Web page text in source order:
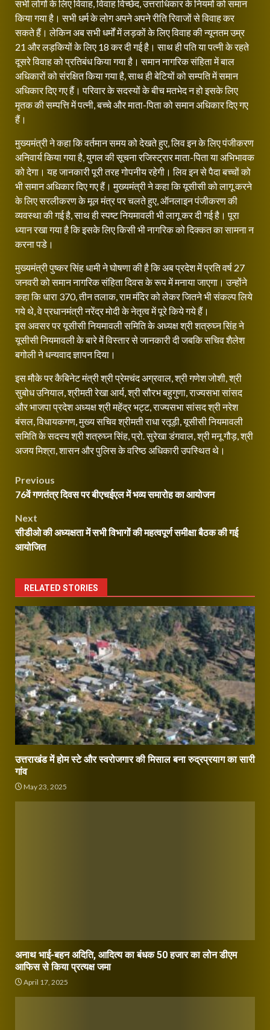
सभी लोगों के लिए विवाह, विवाह विच्छेद, उत्तराधिकार के नियमों को समान
किया गया है। सभी धर्म के लोग अपने अपने रीति रिवाजों से विवाह कर
सकते हैं। लेकिन अब सभी धर्मों में लड़कों के लिए विवाह की न्यूनतम उम्र
21 और लड़कियों के लिए 18 कर दी गई है। साथ ही पति या पत्नी के रहते
दूसरे विवाह को प्रतिबंध किया गया है। समान नागरिक संहिता में बाल
अधिकारों को संरक्षित किया गया है, साथ ही बेटियों को सम्पति में समान
अधिकार दिए गए हैं। परिवार के सदस्यों के बीच मतभेद न हो इसके लिए
मृतक की सम्पत्ति में पत्नी, बच्चे और माता-पिता को समान अधिकार दिए गए
हैं।
मुख्यमंत्री ने कहा कि वर्तमान समय को देखते हुए, लिव इन के लिए पंजीकरण
अनिवार्य किया गया है, युगल की सूचना रजिस्ट्रार माता-पिता या अभिभावक
को देगा। यह जानकारी पूरी तरह गोपनीय रहेगी। लिव इन से पैदा बच्चों को
भी समान अधिकार दिए गए हैं। मुख्यमंत्री ने कहा कि यूसीसी को लागू करने
के लिए सरलीकरण के मूल मंत्र पर चलते हुए, ऑनलाइन पंजीकरण की
व्यवस्था की गई है, साथ ही स्पष्ट नियमावली भी लागू कर दी गई है। पूरा
ध्यान रखा गया है कि इसके लिए किसी भी नागरिक को दिक्कत का सामना न
करना पडे।
मुख्यमंत्री पुष्कर सिंह धामी ने घोषणा की है कि अब प्रदेश में प्रति वर्ष 27
जनवरी को समान नागरिक संहिता दिवस के रूप में मनाया जाएगा। उन्होंने
कहा कि धारा 370, तीन तलाक, राम मंदिर को लेकर जितने भी संकल्प लिये
गये थे, वे प्रधानमंत्री नरेंद्र मोदी के नेतृत्व में पूरे किये गये हैं।
इस अवसर पर यूसीसी नियमावली समिति के अध्यक्ष श्री शत्रुघ्न सिंह ने
यूसीसी नियमावली के बारे में विस्तार से जानकारी दी जबकि सचिव शैलेश
बगोली ने धन्यवाद ज्ञापन दिया।
इस मौके पर कैबिनेट मंत्री श्री प्रेमचंद अग्रवाल, श्री गणेश जोशी, श्री
सुबोध उनियाल, श्रीमती रेखा आर्य, श्री सौरभ बहुगुणा, राज्यसभा सांसद
और भाजपा प्रदेश अध्यक्ष श्री महेंद्र भट्ट, राज्यसभा सांसद श्री नरेश
बंसल, विधायकगण, मुख्य सचिव श्रीमती राधा रतूड़ी, यूसीसी नियमावली
समिति के सदस्य श्री शत्रुघ्न सिंह, प्रो. सुरेखा डंगवाल, श्री मनू गौड़, श्री
अजय मिश्रा, शासन और पुलिस के वरिष्ठ अधिकारी उपस्थित थे।
Post
navigation
Previous
76वें गणतंत्र दिवस पर बीएचईएल में भव्य समारोह का आयोजन
Next
सीडीओ की अध्यक्षता में सभी विभागों की महत्वपूर्ण समीक्षा बैठक की गई
आयोजित
RELATED STORIES
उत्तराखंड में होम स्टे और स्वरोजगार की मिसाल बना रुद्रप्रयाग का सारी
गांव
May 23, 2025
अनाथ भाई-बहन अदिति, आदित्य का बंधक 50 हजार का लोन डीएम
आफिस से किया प्रत्यक्ष जमा
April 17, 2025